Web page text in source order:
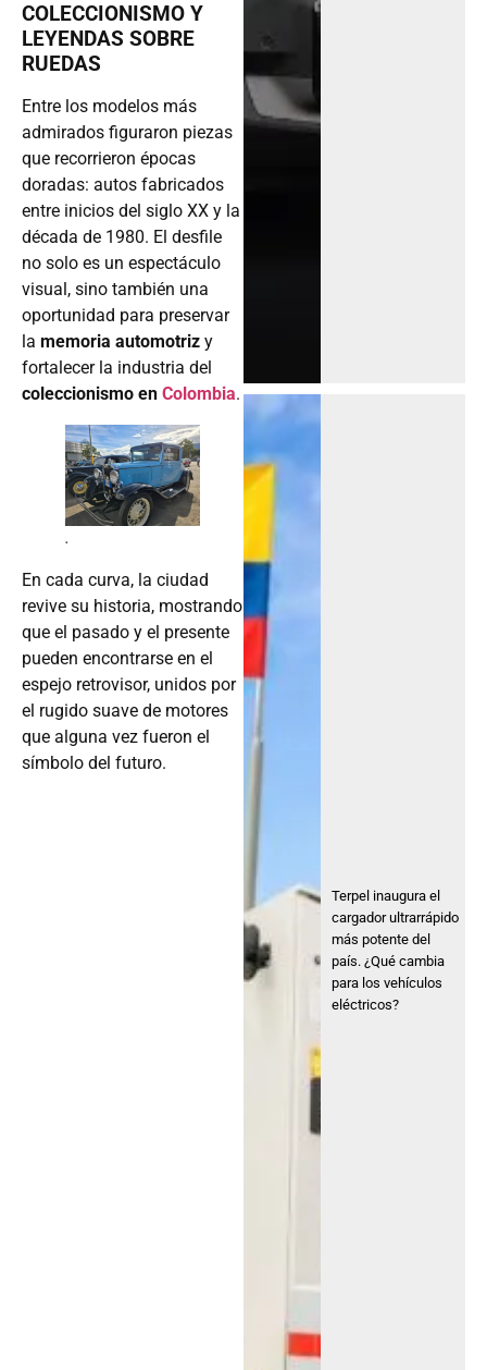
COLECCIONISMO Y
LEYENDAS SOBRE
RUEDAS
Entre los modelos más
admirados figuraron piezas
que recorrieron épocas
doradas: autos fabricados
entre inicios del siglo XX y la
década de 1980. El desfile
no solo es un espectáculo
visual, sino también una
oportunidad para preservar
la memoria automotriz y
fortalecer la industria del
coleccionismo en Colombia.
.
En cada curva, la ciudad
revive su historia, mostrando
que el pasado y el presente
pueden encontrarse en el
espejo retrovisor, unidos por
el rugido suave de motores
que alguna vez fueron el
símbolo del futuro.
Terpel inaugura el
cargador ultrarrápido
más potente del
país. ¿Qué cambia
para los vehículos
eléctricos?